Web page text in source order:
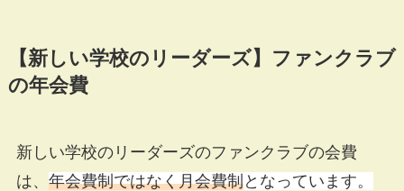
【新しい学校のリーダーズ】ファンクラブ
の年会費
新しい学校のリーダーズのファンクラブの会費
は、 年会費制ではなく月会費制となっています。